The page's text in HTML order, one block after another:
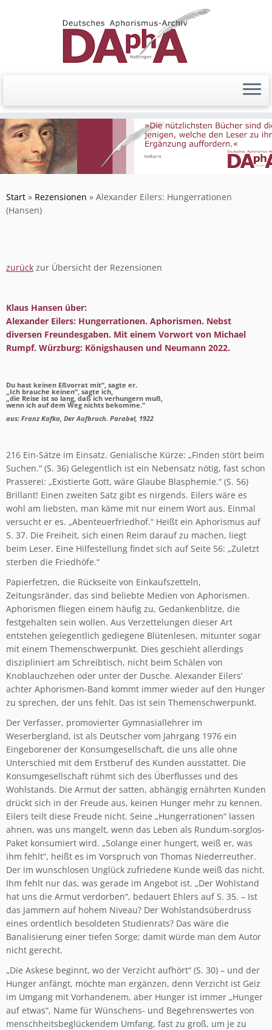
Start » Rezensionen » Alexander Eilers: Hungerrationen
(Hansen)
zurück zur Übersicht der Rezensionen
Klaus Hansen über:
Alexander Eilers: Hungerrationen. Aphorismen. Nebst
diversen Freundesgaben. Mit einem Vorwort von Michael
Rumpf. Würzburg: Königshausen und Neumann 2022.
Du hast keinen Eßvorrat mit“, sagte er.
„Ich brauche keinen“, sagte ich,
„die Reise ist so lang, daß ich verhungern muß,
wenn ich auf dem Weg nichts bekomme.“
aus: Franz Kafka, Der Aufbruch. Parabel, 1922
216 Ein-Sätze im Einsatz. Genialische Kürze: „Finden stört beim
Suchen.“ (S. 36) Gelegentlich ist ein Nebensatz nötig, fast schon
Prasserei: „Existierte Gott, wäre Glaube Blasphemie.“ (S. 56)
Brillant! Einen zweiten Satz gibt es nirgends. Eilers wäre es
wohl am liebsten, man käme mit nur einem Wort aus. Einmal
versucht er es. „Abenteuerfriedhof.“ Heißt ein Aphorismus auf
S. 37. Die Freiheit, sich einen Reim darauf zu machen, liegt
beim Leser. Eine Hilfestellung findet sich auf Seite 56: „Zuletzt
sterben die Friedhöfe.“
Papierfetzen, die Rückseite von Einkaufszetteln,
Zeitungsränder, das sind beliebte Medien von Aphorismen.
Aphorismen fliegen einem häufig zu, Gedankenblitze, die
festgehalten sein wollen. Aus Verzettelungen dieser Art
entstehen gelegentlich gediegene Blütenlesen, mitunter sogar
mit einem Themenschwerpunkt. Dies geschieht allerdings
diszipliniert am Schreibtisch, nicht beim Schälen von
Knoblauchzehen oder unter der Dusche. Alexander Eilers‘
achter Aphorismen-Band kommt immer wieder auf den Hunger
zu sprechen, der uns fehlt. Das ist sein Themenschwerpunkt.
Der Verfasser, promovierter Gymnasiallehrer im
Weserbergland, ist als Deutscher vom Jahrgang 1976 ein
Eingeborener der Konsumgesellschaft, die uns alle ohne
Unterschied mit dem Erstberuf des Kunden ausstattet. Die
Konsumgesellschaft rühmt sich des Überflusses und des
Wohlstands. Die Armut der satten, abhängig ernährten Kunden
drückt sich in der Freude aus, keinen Hunger mehr zu kennen.
Eilers teilt diese Freude nicht. Seine „Hungerrationen“ lassen
ahnen, was uns mangelt, wenn das Leben als Rundum-sorglos-
Paket konsumiert wird. „Solange einer hungert, weiß er, was
ihm fehlt“, heißt es im Vorspruch von Thomas Niederreuther.
Der im wunschlosen Unglück zufriedene Kunde weiß das nicht.
Ihm fehlt nur das, was gerade im Angebot ist. „Der Wohlstand
hat uns die Armut verdorben“, bedauert Ehlers auf S. 35. – Ist
das Jammern auf hohem Niveau? Der Wohlstandsüberdruss
eines ordentlich besoldeten Studienrats? Das wäre die
Banalisierung einer tiefen Sorge; damit würde man dem Autor
nicht gerecht.
„Die Askese beginnt, wo der Verzicht aufhört“ (S. 30) – und der
Hunger anfängt, möchte man ergänzen, denn Verzicht ist Geiz
im Umgang mit Vorhandenem, aber Hunger ist immer „Hunger
auf etwas“, Name für Wünschens- und Begehrenswertes von
menschheitsbeglückendem Umfang, fast zu groß, um je zu